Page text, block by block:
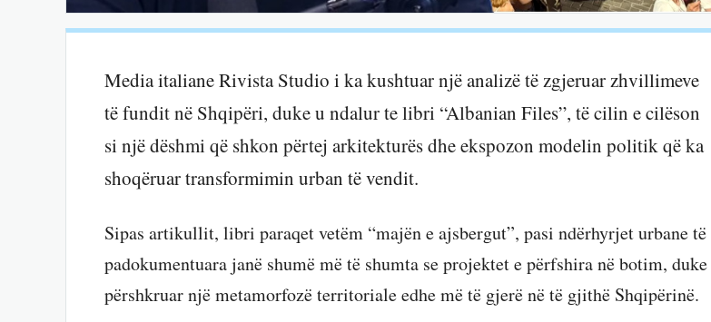
Media italiane Rivista Studio i ka kushtuar një analizë të zgjeruar zhvillimeve
të fundit në Shqipëri, duke u ndalur te libri “Albanian Files”, të cilin e cilëson
si një dëshmi që shkon përtej arkitekturës dhe ekspozon modelin politik që ka
shoqëruar transformimin urban të vendit.
Sipas artikullit, libri paraqet vetëm “majën e ajsbergut”, pasi ndërhyrjet urbane të
padokumentuara janë shumë më të shumta se projektet e përfshira në botim, duke
përshkruar një metamorfozë territoriale edhe më të gjerë në të gjithë Shqipërinë.